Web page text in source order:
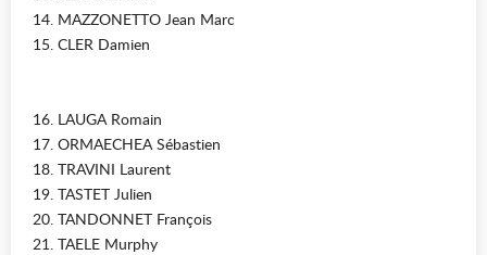
14. MAZZONETTO Jean Marc
15. CLER Damien
16. LAUGA Romain
17. ORMAECHEA Sébastien
18. TRAVINI Laurent
19. TASTET Julien
20. TANDONNET François
21. TAELE Murphy